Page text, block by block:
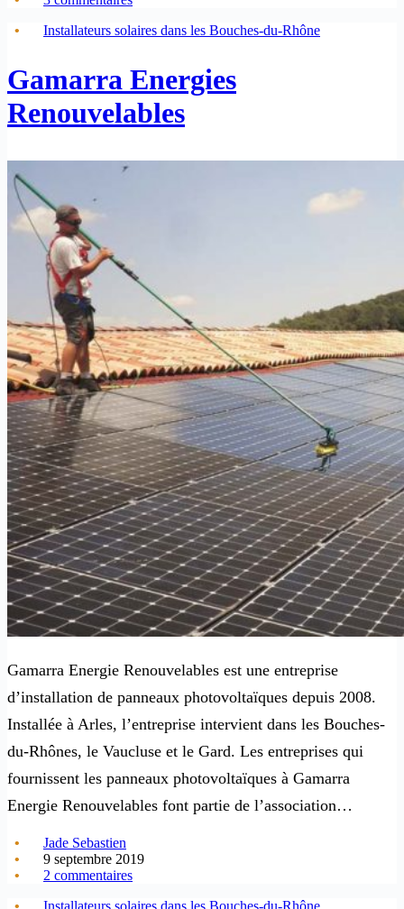
Installateurs solaires dans les Bouches-du-Rhône
Gamarra Energies
Renouvelables
Gamarra Energie Renouvelables est une entreprise
d’installation de panneaux photovoltaïques depuis 2008.
Installée à Arles, l’entreprise intervient dans les Bouches-
du-Rhônes, le Vaucluse et le Gard. Les entreprises qui
fournissent les panneaux photovoltaïques à Gamarra
Energie Renouvelables font partie de l’association…
Jade Sebastien
9 septembre 2019
2 commentaires
Installateurs solaires dans les Bouches-du-Rhône